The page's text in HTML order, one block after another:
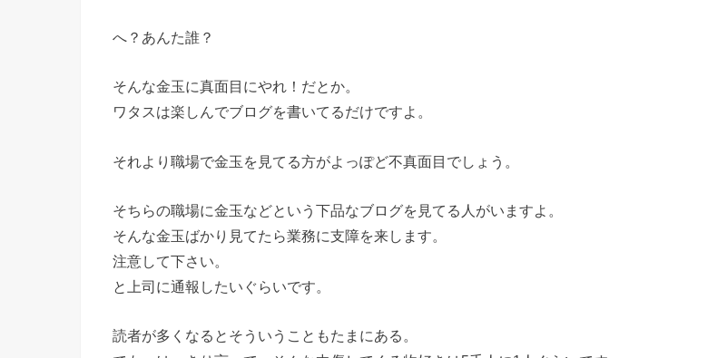
へ？あんた誰？
そんな金玉に真面目にやれ！だとか。
ワタスは楽しんでブログを書いてるだけですよ。
それより職場で金玉を見てる方がよっぽど不真面目でしょう。
そちらの職場に金玉などという下品なブログを見てる人がいますよ。
そんな金玉ばかり見てたら業務に支障を来します。
注意して下さい。
と上司に通報したいぐらいです。
読者が多くなるとそういうこともたまにある。